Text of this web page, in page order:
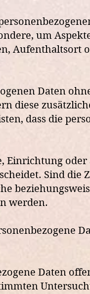
um
Aufenthaltsort
Daten
diese
dass die
oder
Sind die
werden.
Daten